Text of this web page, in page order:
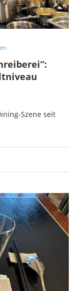
Szene seit